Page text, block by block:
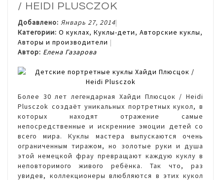
/ HEIDI PLUSCZOK
Добавлено: Январь 27, 2014
Категории: О куклах, Куклы-дети, Авторские куклы,
Авторы и производители
Автор: Елена Газарова
Более 30 лет легендарная Хайди Плюсцок / Heidi
Plusczok создаёт уникальных портретных кукол, в
которых находят отражение самые
непосредственные и искренние эмоции детей со
всего мира. Куклы мастера выпускаются очень
ограниченным тиражом, но золотые руки и душа
этой немецкой фрау превращают каждую куклу в
неповторимого живого ребёнка. Так что, раз
увидев, коллекционеры влюбляются в этих кукол